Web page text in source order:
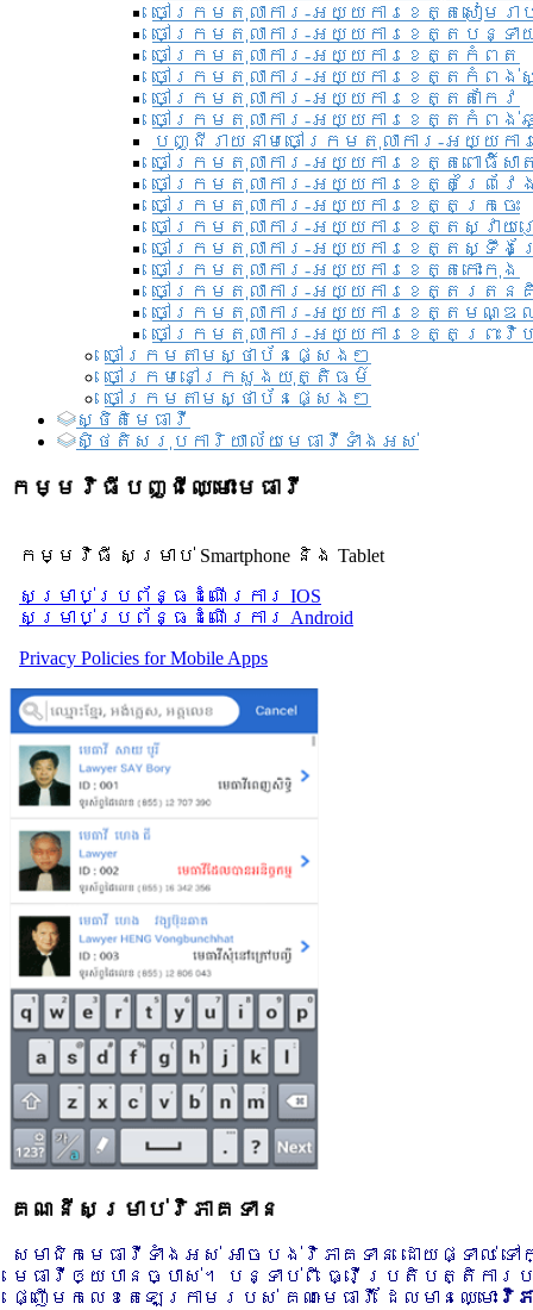
ចៅក្រមតុលាការ-អយ្យការខេត្តសៀមរា
ចៅក្រមតុលាការ-អយ្យការខេត្តបន្ទា
ចៅក្រមតុលាការ-អយ្យការខេត្តកំពត
ចៅក្រមតុលាការ-អយ្យការខេត្តកំពង់
ចៅក្រមតុលាការ-អយ្យការខេត្តតាកែវ
ចៅក្រមតុលាការ-អយ្យការខេត្តកំពង់
បញ្ជីរាយនាមចៅក្រមតុលាការ-អយ្យក
ចៅក្រមតុលាការ-អយ្យការខេត្តពោធិ៍សា
ចៅក្រមតុលាការ-អយ្យការខេត្តព្រៃវែ
ចៅក្រមតុលាការ-អយ្យការខេត្តក្រចេះ
ចៅក្រមតុលាការ-អយ្យការខេត្តស្វាយ
ចៅក្រមតុលាការ-អយ្យការខេត្តស្ទឹង
ចៅក្រមតុលាការ-អយ្យការខេត្តកោះកុង
ចៅក្រមតុលាការ-អយ្យការខេត្តរតន
ចៅក្រមតុលាការ-អយ្យការខេត្តមណ្
ចៅក្រមតុលាការ-អយ្យការខេត្តព្រះវិហ
ចៅក្រមតាមស្ថាប័នផ្សេងៗ
ចៅក្រមនៅក្រសួងយុត្តិធម៌
ចៅក្រមតាមស្ថាប័នផ្សេងៗ
ស្ថិតិមេធាវី
សិ្ថតិសរុបការិយាល័យមេធាវីទាំងអស់​
កម្មវិធីបញ្ជីឈ្មោះមេធាវី
កម្មវិធី សម្រាប់ Smartphone និង Tablet
សម្រាប់​ប្រព័ន្ធដំណើរការ IOS
សម្រាប់​ប្រព័ន្ធដំណើរការ Android
Privacy Policies for Mobile Apps
គណនីសម្រាប់វិភាគទាន
សមាជិកមេធាវីទាំងអស់ អាចបង់វិភាគទាន ដោយផ្ទាល់
មេធាវីឲ្យបានច្បាស់។ បន្ទាប់ពី ធ្វើប្រតិបត្តិកា
ផ្ញើមកលេខតេឡេក្រាមរបស់ គណៈមេធាវី ដែលមានឈ្មោះ វិភ